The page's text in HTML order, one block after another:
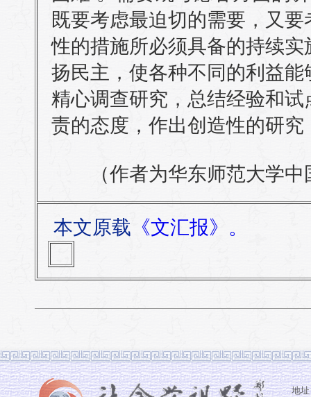
既要考虑最迫切的需要，又
性的措施所必须具备的持续
扬民主，使各种不同的利益
精心调查研究，总结经验和
责的态度，作出创造性的研
（作者为华东师范大学中
本文原载 《文汇报》。
地